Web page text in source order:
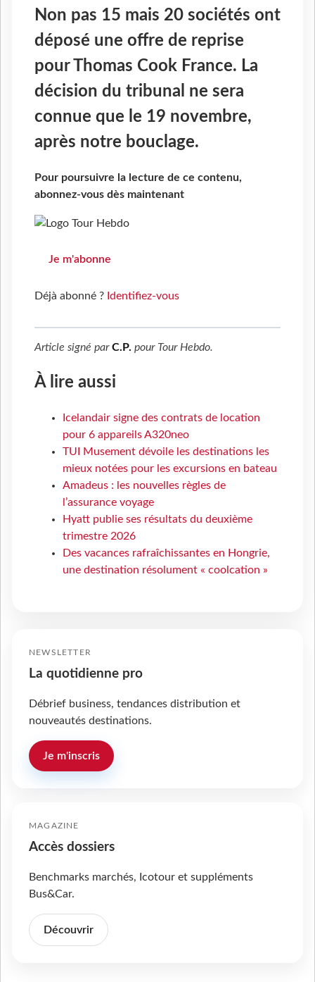
Non pas 15 mais 20 sociétés ont
déposé une offre de reprise
pour Thomas Cook France. La
décision du tribunal ne sera
connue que le 19 novembre,
après notre bouclage.
Pour poursuivre la lecture de ce contenu,
abonnez-vous dès maintenant
Je m'abonne
Déjà abonné ? Identifiez-vous
Article signé parC.P. pour Tour Hebdo.
À lire aussi
Icelandair signe des contrats de location
pour 6 appareils A320neo
TUI Musement dévoile les destinations les
mieux notées pour les excursions en bateau
Amadeus : les nouvelles règles de
l’assurance voyage
Hyatt publie ses résultats du deuxième
trimestre 2026
Des vacances rafraîchissantes en Hongrie,
une destination résolument « coolcation »
NEWSLETTER
La quotidienne pro
Débrief business, tendances distribution et
nouveautés destinations.
Je m'inscris
MAGAZINE
Accès dossiers
Benchmarks marchés, Icotour et suppléments
Bus&Car.
Découvrir